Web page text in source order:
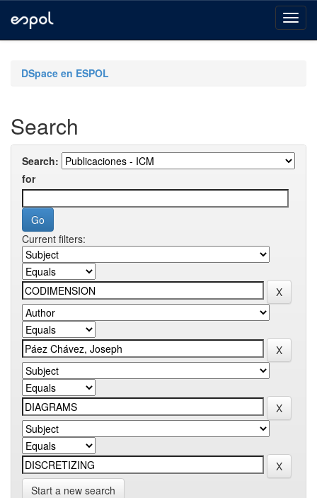
navigationDSpace en ESPOL
Search
Search:
for
Current filters:
Start a new search